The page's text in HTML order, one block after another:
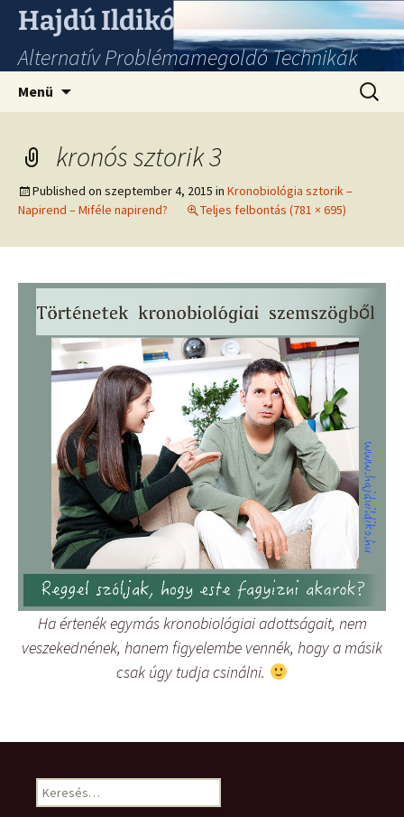
Hajdú Ildikó
Alternatív Problémamegoldó Technikák
Menü
kronós sztorik 3
Published on szeptember 4, 2015 in Kronobiológia sztorik –
Napirend – Miféle napirend?
Teljes felbontás (781 × 695)
Ha értenék egymás kronobiológiai adottságait, nem
veszekednének, hanem figyelembe vennék, hogy a másik
csak úgy tudja csinálni.
Keresés: